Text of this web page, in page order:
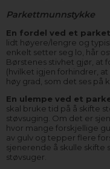
Parkettmunnstykke
En fordel ved et
lidt høyere/lengre og
enkelt setter seg lo, hår
Børstenes stivhet gjør, at
(hvilket igjen forhindrer,
høy grad, som det ses på
En ulempe ved et
skal bruke tid på å skifte
støvsuging. Om det er
hvor mange forskjellige
av gulv og tepper flere
sjenerende å skulle
støvsuger.